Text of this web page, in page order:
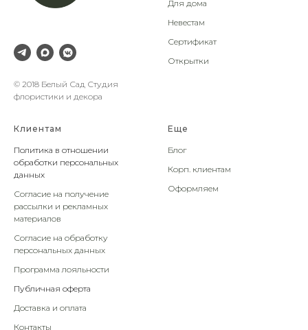
© 2018 Белый Сад Студия
флористики и декора
Для дома
Невестам
Сертификат
Открытки
Клиентам
Политика в отношении
обработки персональных
данных
Согласие на получение
рассылки и рекламных
материалов
Согласие на обработку
персональных данных
Программа лояльности
Публичная оферта
Доставка и оплата
Контакты
Еще
Блог
Корп. клиентам
Оформляем